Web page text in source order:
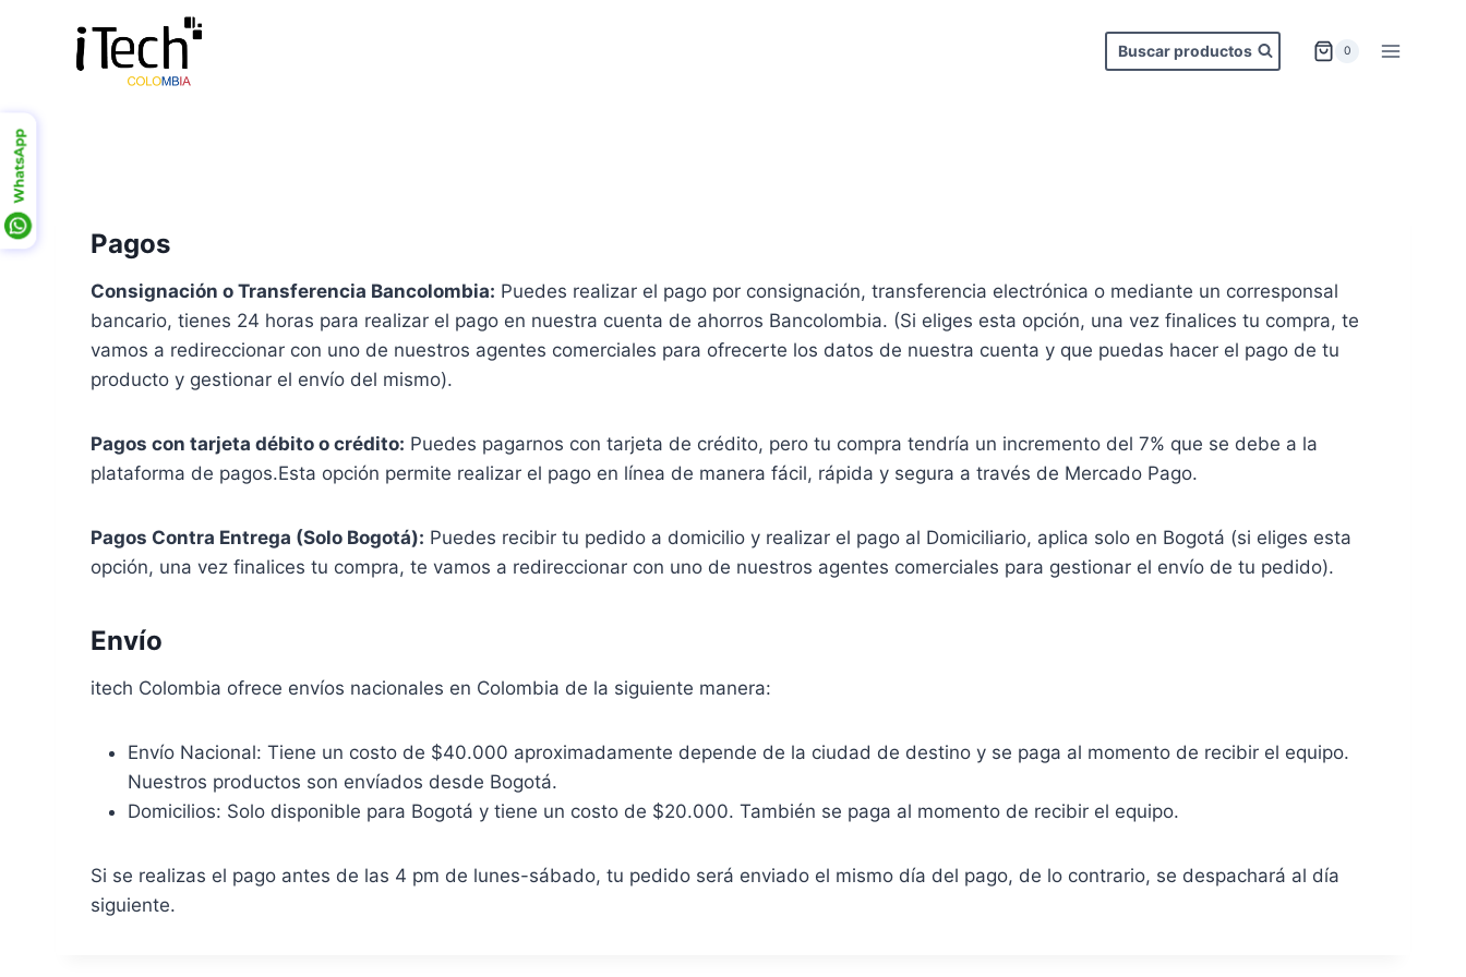
contenido
Buscar productos 0
Pagos
Consignación o Transferencia Bancolombia: Puedes realizar el pago por consignación, transferencia electrónica o mediante un corresponsal
bancario, tienes 24 horas para realizar el pago en nuestra cuenta de ahorros Bancolombia. (Si eliges esta opción, una vez finalices tu compra, te
vamos a redireccionar con uno de nuestros agentes comerciales para ofrecerte los datos de nuestra cuenta y que puedas hacer el pago de tu
producto y gestionar el envío del mismo).
Pagos con tarjeta débito o crédito: Puedes pagarnos con tarjeta de crédito, pero tu compra tendría un incremento del 7% que se debe a la
plataforma de pagos.Esta opción permite realizar el pago en línea de manera fácil, rápida y segura a través de Mercado Pago.
Pagos Contra Entrega (Solo Bogotá): Puedes recibir tu pedido a domicilio y realizar el pago al Domiciliario, aplica solo en Bogotá (si eliges esta
opción, una vez finalices tu compra, te vamos a redireccionar con uno de nuestros agentes comerciales para gestionar el envío de tu pedido).
Envío
itech Colombia ofrece envíos nacionales en Colombia de la siguiente manera:
Envío Nacional: Tiene un costo de $40.000 aproximadamente depende de la ciudad de destino y se paga al momento de recibir el equipo.
Nuestros productos son envíados desde Bogotá.
Domicilios: Solo disponible para Bogotá y tiene un costo de $20.000. También se paga al momento de recibir el equipo.
Si se realizas el pago antes de las 4 pm de lunes-sábado, tu pedido será enviado el mismo día del pago, de lo contrario, se despachará al día
siguiente.